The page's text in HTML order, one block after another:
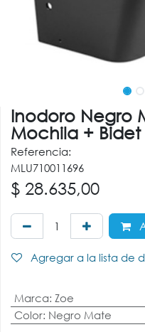
Inodoro Negro
Mochila +
Referencia:
MLU710011696
$ 28.635,00
Agregar a la lista de
Marca: Zoe
Color: Negro Mate